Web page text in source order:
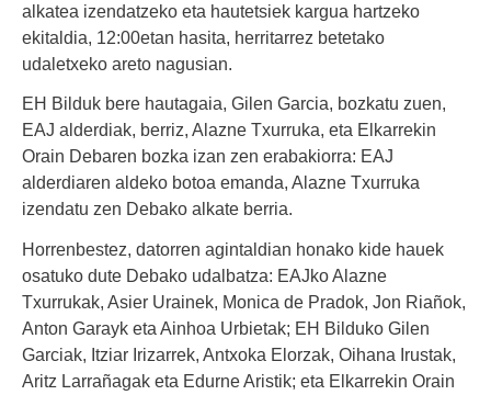
alkatea izendatzeko eta hautetsiek kargua hartzeko
ekitaldia, 12:00etan hasita, herritarrez betetako
udaletxeko areto nagusian.
EH Bilduk bere hautagaia, Gilen Garcia, bozkatu zuen,
EAJ alderdiak, berriz, Alazne Txurruka, eta Elkarrekin
Orain Debaren bozka izan zen erabakiorra: EAJ
alderdiaren aldeko botoa emanda, Alazne Txurruka
izendatu zen Debako alkate berria.
Horrenbestez, datorren agintaldian honako kide hauek
osatuko dute Debako udalbatza: EAJko Alazne
Txurrukak, Asier Urainek, Monica de Pradok, Jon Riañok,
Anton Garayk eta Ainhoa Urbietak; EH Bilduko Gilen
Garciak, Itziar Irizarrek, Antxoka Elorzak, Oihana Irustak,
Aritz Larrañagak eta Edurne Aristik; eta Elkarrekin Orain